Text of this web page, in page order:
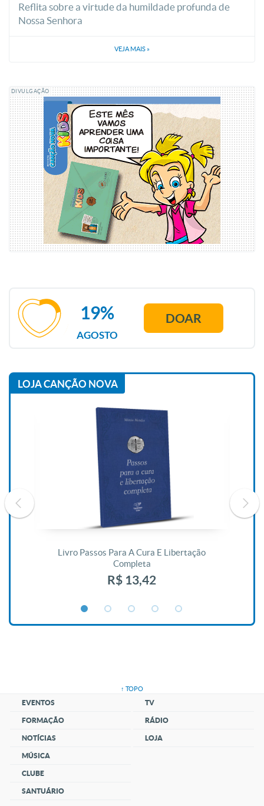
Reflita sobre a virtude da humildade profunda de
Nossa Senhora
VEJA MAIS »
DIVULGAÇÃO
AGOSTO
19% DOAR
LOJA CANÇÃO NOVA
Livro Passos Para A Cura E Libertação
Completa
R$ 13,42
↑ TOPO
EVENTOS
FORMAÇÃO
NOTÍCIAS
MÚSICA
CLUBE
SANTUÁRIO
TV
RÁDIO
LOJA